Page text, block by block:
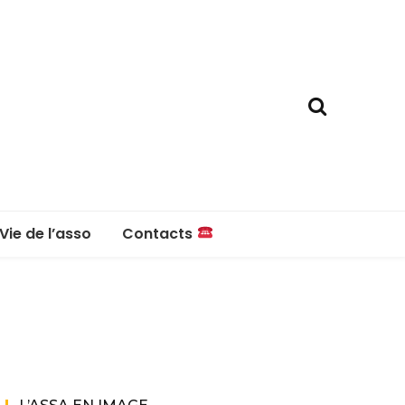
Vie de l’asso
Questions fréquentes
Contacts